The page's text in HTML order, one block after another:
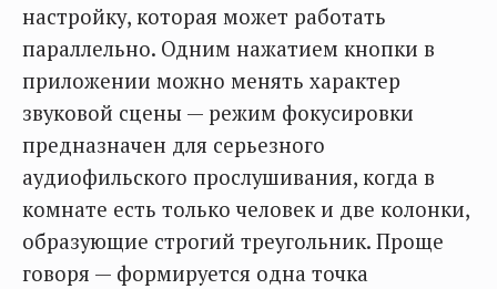
настройку, которая может работать
параллельно. Одним нажатием кнопки в
приложении можно менять характер
звуковой сцены — режим фокусировки
предназначен для серьезного
аудиофильского прослушивания, когда в
комнате есть только человек и две колонки,
образующие строгий треугольник. Проще
говоря — формируется одна точка